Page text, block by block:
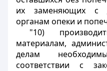
их заменяющих с
органам опеки и
"10)
материалам,
делам
соответствии с